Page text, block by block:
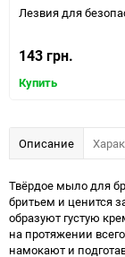
Лезвия для
143 грн.
Купить
Описание
Твёрдое мыло для
бритьем и ценится
образуют густую
на протяжении
намокают и